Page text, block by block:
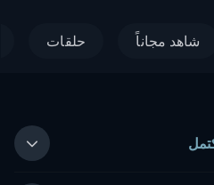
شاهد مجاناً حلقات